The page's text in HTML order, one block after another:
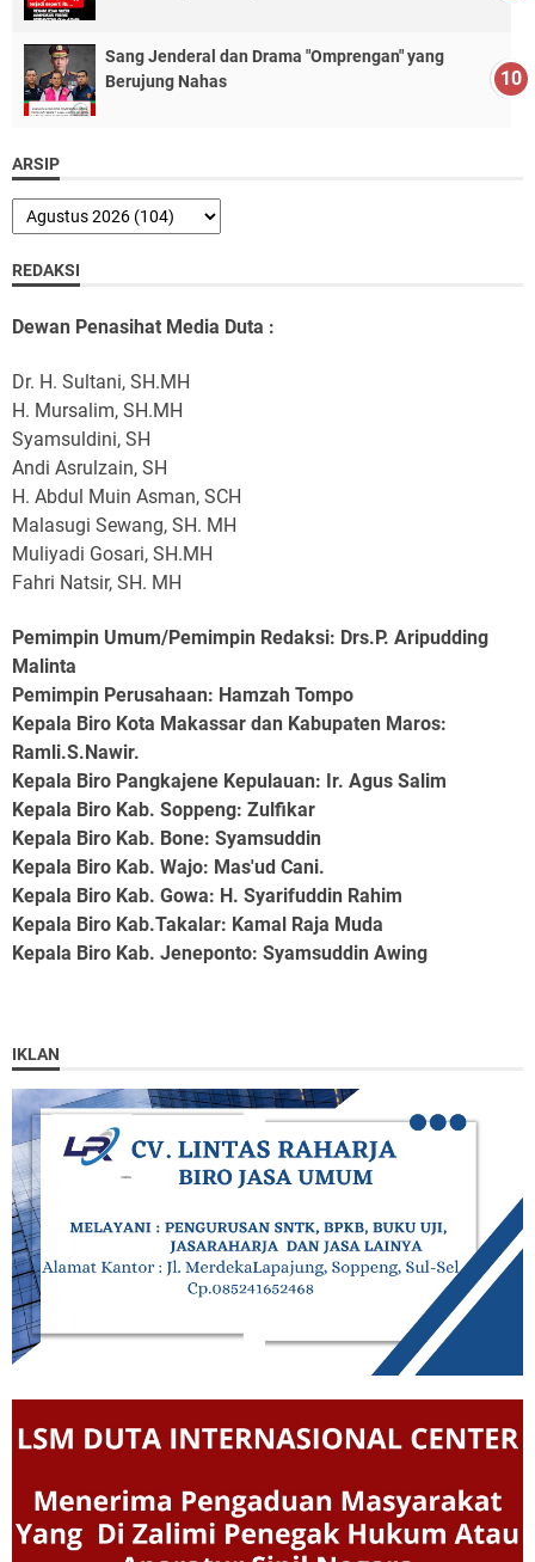
Sang Jenderal dan Drama "Omprengan" yang
Berujung Nahas
ARSIP
REDAKSI
Dewan Penasihat Media Duta :
Dr. H. Sultani, SH.MH
H. Mursalim, SH.MH
Syamsuldini, SH
Andi Asrulzain, SH
H. Abdul Muin Asman, SCH
Malasugi Sewang, SH. MH
Muliyadi Gosari, SH.MH
Fahri Natsir, SH. MH
Pemimpin Umum/Pemimpin Redaksi: Drs.P. Aripudding
Malinta
Pemimpin Perusahaan: Hamzah Tompo
Kepala Biro Kota Makassar dan Kabupaten Maros:
Ramli.S.Nawir.
Kepala Biro Pangkajene Kepulauan: Ir. Agus Salim
Kepala Biro Kab. Soppeng: Zulfikar
Kepala Biro Kab. Bone: Syamsuddin
Kepala Biro Kab. Wajo: Mas'ud Cani.
Kepala Biro Kab. Gowa: H. Syarifuddin Rahim
Kepala Biro Kab.Takalar: Kamal Raja Muda
Kepala Biro Kab. Jeneponto: Syamsuddin Awing
IKLAN